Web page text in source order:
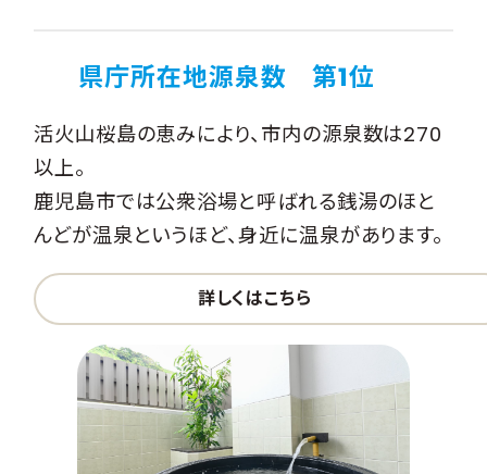
県庁所在地源泉数 第1位
活火山桜島の恵みにより、市内の源泉数は270
以上。
鹿児島市では公衆浴場と呼ばれる銭湯のほと
んどが温泉というほど、身近に温泉があります。
詳しくはこちら